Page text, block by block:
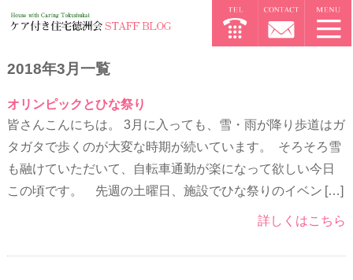
2018年3月一覧
オリンピックとひな祭り
皆さんこんにちは。 3月に入っても、雪・雨が降り歩道はガ
タガタで歩くのが大変な時期が続いています。 そろそろ雪
も融けていただいて、自転車通勤が楽になって欲しい今日
この頃です。 先週の土曜日、施設でひな祭りのイベン […]
詳しくはこちら